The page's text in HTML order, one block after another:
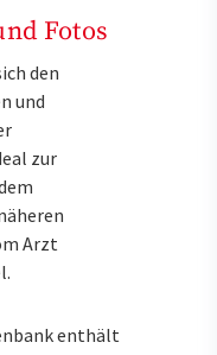
Fotos
den
und
zur
Arzt
enthält